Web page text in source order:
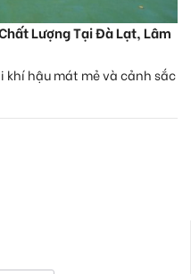
Lượng Tại Đà Lạt, Lâm
hậu mát mẻ và cảnh sắc